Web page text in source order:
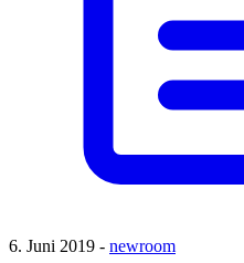
6. Juni 2019 - newroom